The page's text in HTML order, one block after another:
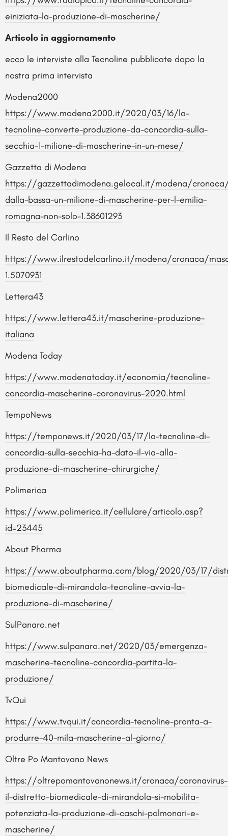
einiziata-la-produzione-di-mascherine/
Articolo in aggiornamento
ecco le interviste alla Tecnoline pubblicate dopo la
nostra prima intervista
Modena2000
https://www.modena2000.it/2020/03/16/la-
tecnoline-converte-produzione-da-concordia-sulla-
secchia-1-milione-di-mascherine-in-un-mese/
Gazzetta di Modena
https://gazzettadimodena.gelocal.it/modena/
dalla-bassa-un-milione-di-mascherine-per-l-emilia-
romagna-non-solo-1.38601293
Il Resto del Carlino
https://www.ilrestodelcarlino.it/modena/cronaca/
1.5070931
Lettera43
https://www.lettera43.it/mascherine-produzione-
italiana
Modena Today
https://www.modenatoday.it/economia/tecnoline-
concordia-mascherine-coronavirus-2020.html
TempoNews
https://temponews.it/2020/03/17/la-tecnoline-di-
concordia-sulla-secchia-ha-dato-il-via-alla-
produzione-di-mascherine-chirurgiche/
Polimerica
https://www.polimerica.it/cellulare/articolo.asp?
id=23445
About Pharma
https://www.aboutpharma.com/blog/2020/03/17/
biomedicale-di-mirandola-tecnoline-avvia-la-
produzione-di-mascherine/
SulPanaro.net
https://www.sulpanaro.net/2020/03/emergenza-
mascherine-tecnoline-concordia-partita-la-
produzione/
TvQui
https://www.tvqui.it/concordia-tecnoline-pronta-a-
produrre-40-mila-mascherine-al-giorno/
Oltre Po Mantovano News
https://oltrepomantovanonews.it/cronaca/coronavirus-
il-distretto-biomedicale-di-mirandola-si-mobilita-
potenziata-la-produzione-di-caschi-polmonari-e-
mascherine/